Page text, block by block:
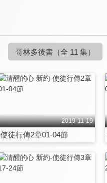
哥林多後書 （全 11 集）
2019-11-19
使徒行傳2章01-04節